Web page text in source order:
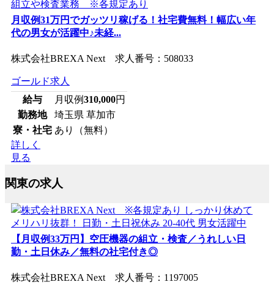
月収例31万円でガッツリ稼げる！社宅費無料！幅広い年
代の男女が活躍中♪未経...
株式会社BREXA Next 求人番号：508033
ゴールド求人
給与
月収例310,000円
勤務地
埼玉県 草加市
寮・社宅 あり（無料）
詳しく
見る
関東の求人
【月収例33万円】空圧機器の組立・検査／うれしい日
勤・土日休み／無料の社宅付き◎
株式会社BREXA Next 求人番号：1197005